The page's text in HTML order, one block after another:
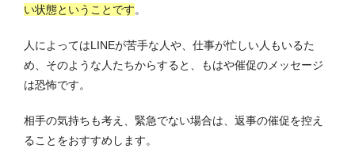
い状態ということです。
人によってはLINEが苦手な人や、仕事が忙しい人もいるた
め、そのような人たちからすると、もはや催促のメッセージ
は恐怖です。
相手の気持ちも考え、緊急でない場合は、返事の催促を控え
ることをおすすめします。